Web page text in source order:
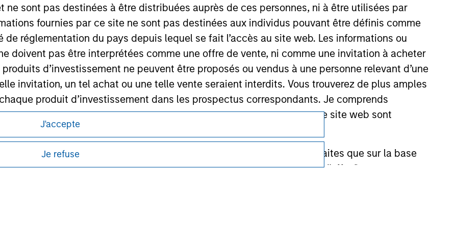
ne sont pas destinées à être distribuées auprès de ces personnes, ni à être utilisées par
fournies par ce site ne sont pas destinées aux individus pouvant être définis comme
de réglementation du pays depuis lequel se fait l’accès au site web. Les informations ou
doivent pas être interprétées comme une offre de vente, ni comme une invitation à acheter
d’investissement ne peuvent être proposés ou vendus à une personne relevant d’une
invitation, un tel achat ou une telle vente seraient interdits. Vous trouverez de plus amples
produit d’investissement dans les prospectus correspondants. Je comprends
ne garantit ni n’affirme que les informations fournies par ce site web sont
particulier
des Compartiments mentionnés sur le Site Internet ne doivent être faites que sur la base
le Rapport annuel et le Rapport semestriel respectifs (' Documents d'offre ').
J'accepte
Je refuse
Careers
d’utilisation avant d’engager toute
dans certaines juridictions ou pour
Confidentialité